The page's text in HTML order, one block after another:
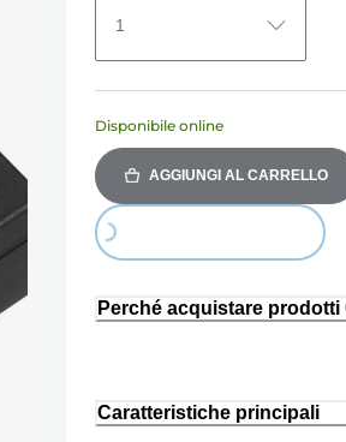
1
Disponibile online
AGGIUNGI AL CARRELLO
Loading...
Perché acquistare prodotti
Caratteristiche principali